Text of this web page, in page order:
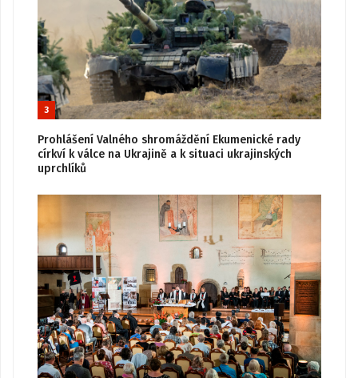
3
Prohlášení Valného shromáždění Ekumenické rady
církví k válce na Ukrajině a k situaci ukrajinských
uprchlíků